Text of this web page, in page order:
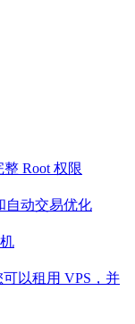
Root 权限
自动交易优化
以租用 VPS，并